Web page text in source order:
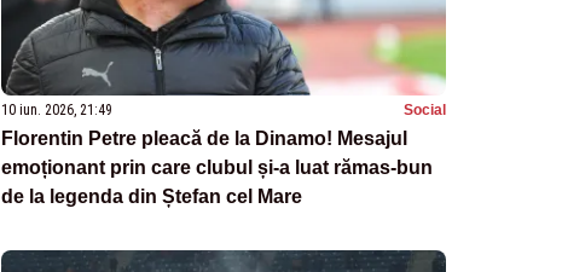
10 iun. 2026, 21:49 Social
Florentin Petre pleacă de la Dinamo! Mesajul
emoționant prin care clubul și-a luat rămas-bun
de la legenda din Ștefan cel Mare